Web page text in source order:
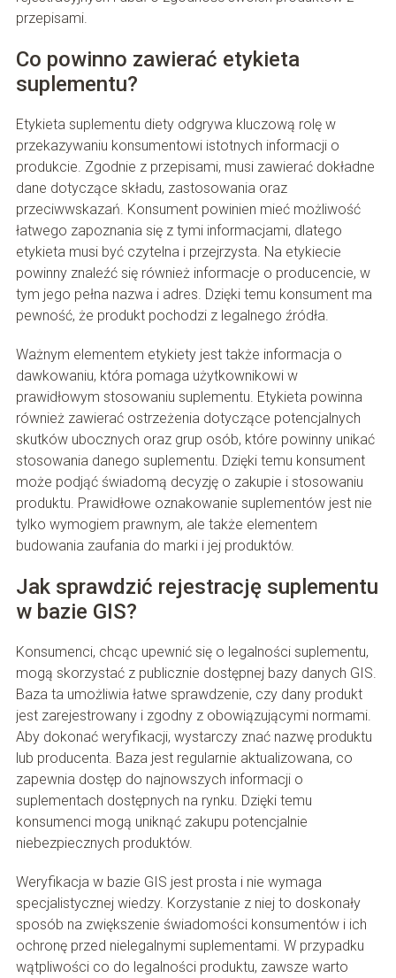
przepisami.
Co powinno zawierać etykieta
suplementu?
Etykieta suplementu diety odgrywa kluczową rolę w
przekazywaniu konsumentowi istotnych informacji o
produkcie. Zgodnie z przepisami, musi zawierać dokładne
dane dotyczące składu, zastosowania oraz
przeciwwskazań. Konsument powinien mieć możliwość
łatwego zapoznania się z tymi informacjami, dlatego
etykieta musi być czytelna i przejrzysta. Na etykiecie
powinny znaleźć się również informacje o producencie, w
tym jego pełna nazwa i adres. Dzięki temu konsument ma
pewność, że produkt pochodzi z legalnego źródła.
Ważnym elementem etykiety jest także informacja o
dawkowaniu, która pomaga użytkownikowi w
prawidłowym stosowaniu suplementu. Etykieta powinna
również zawierać ostrzeżenia dotyczące potencjalnych
skutków ubocznych oraz grup osób, które powinny unikać
stosowania danego suplementu. Dzięki temu konsument
może podjąć świadomą decyzję o zakupie i stosowaniu
produktu. Prawidłowe oznakowanie suplementów jest nie
tylko wymogiem prawnym, ale także elementem
budowania zaufania do marki i jej produktów.
Jak sprawdzić rejestrację suplementu
w bazie GIS?
Konsumenci, chcąc upewnić się o legalności suplementu,
mogą skorzystać z publicznie dostępnej bazy danych GIS.
Baza ta umożliwia łatwe sprawdzenie, czy dany produkt
jest zarejestrowany i zgodny z obowiązującymi normami.
Aby dokonać weryfikacji, wystarczy znać nazwę produktu
lub producenta. Baza jest regularnie aktualizowana, co
zapewnia dostęp do najnowszych informacji o
suplementach dostępnych na rynku. Dzięki temu
konsumenci mogą uniknąć zakupu potencjalnie
niebezpiecznych produktów.
Weryfikacja w bazie GIS jest prosta i nie wymaga
specjalistycznej wiedzy. Korzystanie z niej to doskonały
sposób na zwiększenie świadomości konsumentów i ich
ochronę przed nielegalnymi suplementami. W przypadku
wątpliwości co do legalności produktu, zawsze warto